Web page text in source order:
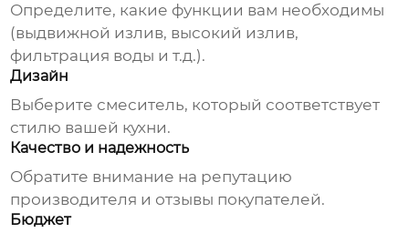
Определите, какие функции вам необходимы
(выдвижной излив, высокий излив,
фильтрация воды и т.д.).
Дизайн
Выберите смеситель, который соответствует
стилю вашей кухни.
Качество и надежность
Обратите внимание на репутацию
производителя и отзывы покупателей.
Бюджет